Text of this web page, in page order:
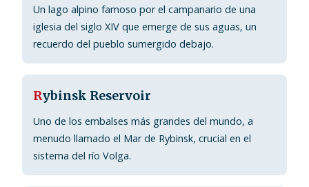
Un lago alpino famoso por el campanario de una
iglesia del siglo XIV que emerge de sus aguas, un
recuerdo del pueblo sumergido debajo.
Rybinsk Reservoir
Uno de los embalses más grandes del mundo, a
menudo llamado el Mar de Rybinsk, crucial en el
sistema del río Volga.